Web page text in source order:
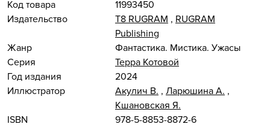
Код товара
11993450
Издательство
Т8 RUGRAM , RUGRAM
Publishing
Жанр
Фантастика. Мистика. Ужасы
Серия
Терра Котовой
Год издания
2024
Иллюстратор
Акулич В. , Ларюшина А. ,
Кшановская Я.
ISBN
978-5-8853-8872-6